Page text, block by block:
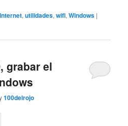
Internet,utilidades,wifi,Windows |
grabar el
100delrojo